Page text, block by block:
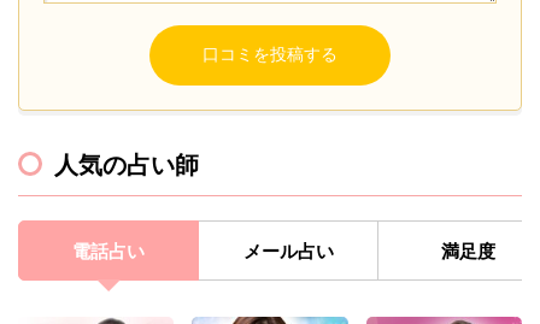
人気の占い師
電話占い メール占い 満足度